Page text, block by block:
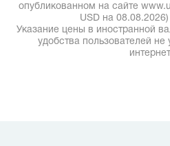
опубликованном на сайте
USD на 08.08.2026)
Указание цены в иностранной
удобства пользователей не